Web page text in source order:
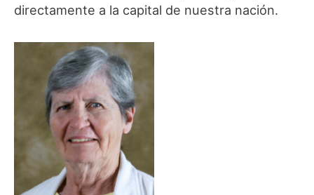
directamente a la capital de nuestra nación.